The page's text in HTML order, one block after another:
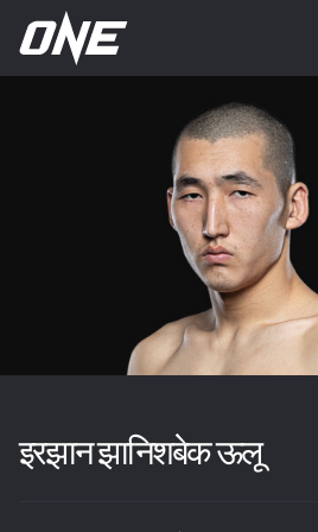
इरझान झानिशबेक ऊलू